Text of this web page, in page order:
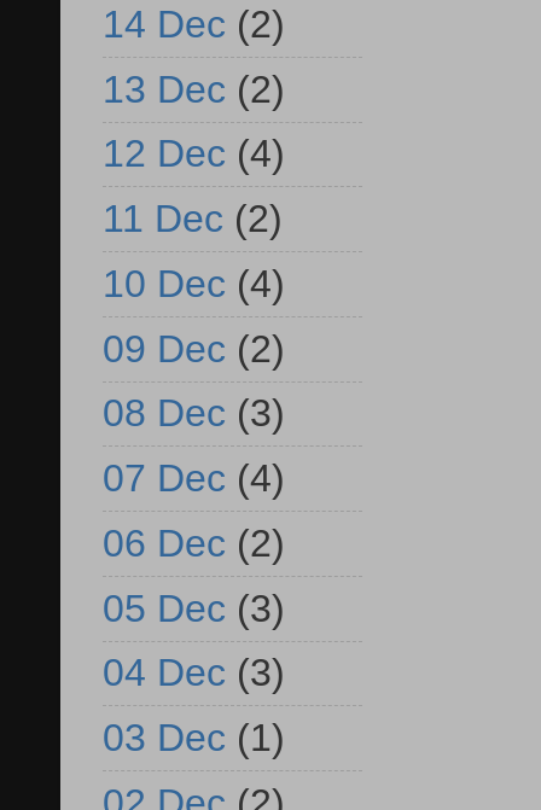
14 Dec (2)
13 Dec (2)
12 Dec (4)
11 Dec (2)
10 Dec (4)
09 Dec (2)
08 Dec (3)
07 Dec (4)
06 Dec (2)
05 Dec (3)
04 Dec (3)
03 Dec (1)